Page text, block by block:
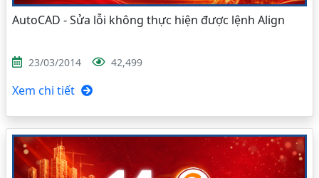
AutoCAD - Sửa lỗi không thực hiện được lệnh Align
23/03/2014 42,499
Xem chi tiết